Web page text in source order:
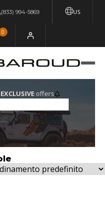
US
(833) 994-5869
0
EXCLUSIVEoffers